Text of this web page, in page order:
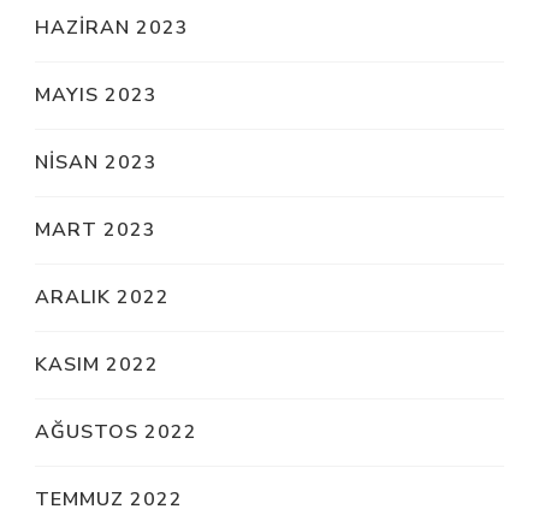
HAZIRAN 2023
MAYIS 2023
NISAN 2023
MART 2023
ARALIK 2022
KASIM 2022
AĞUSTOS 2022
TEMMUZ 2022